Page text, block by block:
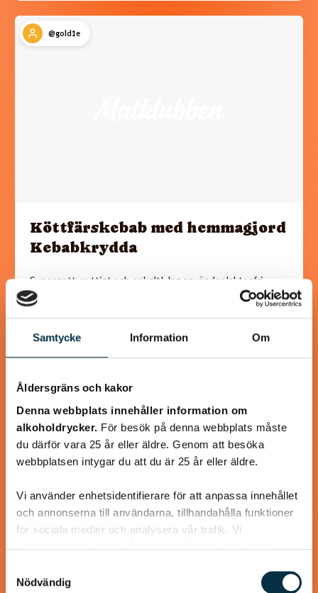
Samtycke Information Om
Åldersgräns och kakor
Denna webbplats innehåller information om
alkoholdrycker. För besök på denna webbplats måste
du därför vara 25 år eller äldre. Genom att besöka
webbplatsen intygar du att du är 25 år eller äldre.
Vi använder enhetsidentifierare för att anpassa innehållet
och annonserna till användarna, tillhandahålla funktioner
för sociala medier och analysera vår trafik. Vi
annons- och analysföretag som vi samarbetar med.
Nödvändig
@gold1e
Köttfärskebab med hemmagjord
Kebabkrydda
Supergott, nyttigt och enkelt! Jag använder laktosfri
turkisk yoghurt, så blir rätten helt laktosfri.
@koppargrytan
Turkisk köfte